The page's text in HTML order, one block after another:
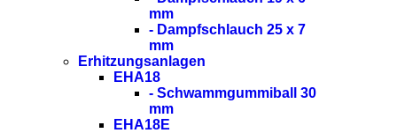
mm
- Dampfschlauch 25 x 7
mm
Erhitzungsanlagen
EHA18
- Schwammgummiball 30
mm
EHA18E